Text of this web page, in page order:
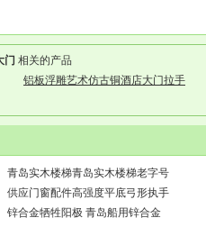
门 相关的产品
铝板浮雕艺术仿古铜酒店大门拉手
青岛实木楼梯青岛实木楼梯老字号
供应门窗配件高强度平底弓形执手
锌合金牺牲阳极 青岛船用锌合金